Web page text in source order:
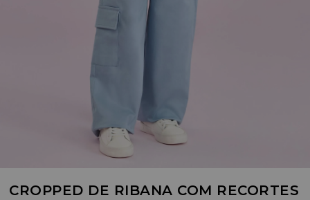
CROPPED DE RIBANA COM RECORTES